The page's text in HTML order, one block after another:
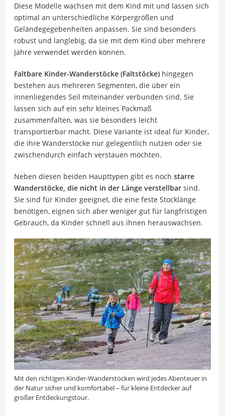
Diese Modelle wachsen mit dem Kind mit und lassen sich
optimal an unterschiedliche Körpergrößen und
Geländegegebenheiten anpassen. Sie sind besonders
robust und langlebig, da sie mit dem Kind über mehrere
Jahre verwendet werden können.
Faltbare Kinder-Wanderstöcke (Faltstöcke) hingegen
bestehen aus mehreren Segmenten, die über ein
innenliegendes Seil miteinander verbunden sind. Sie
lassen sich auf ein sehr kleines Packmaß
zusammenfalten, was sie besonders leicht
transportierbar macht. Diese Variante ist ideal für Kinder,
die ihre Wanderstöcke nur gelegentlich nutzen oder sie
zwischendurch einfach verstauen möchten.
Neben diesen beiden Haupttypen gibt es noch starre
Wanderstöcke, die nicht in der Länge verstellbar sind.
Sie sind für Kinder geeignet, die eine feste Stocklänge
benötigen, eignen sich aber weniger gut für langfristigen
Gebrauch, da Kinder schnell aus ihnen herauswachsen.
Mit den richtigen Kinder-Wanderstöcken wird jedes Abenteuer in
der Natur sicher und komfortabel – für kleine Entdecker auf
großer Entdeckungstour.